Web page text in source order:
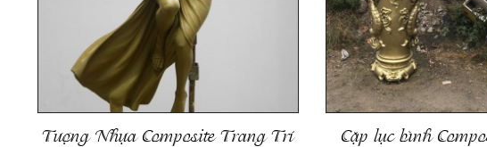
Tượng Nhựa Composite Trang Trí
Cặp lục bình